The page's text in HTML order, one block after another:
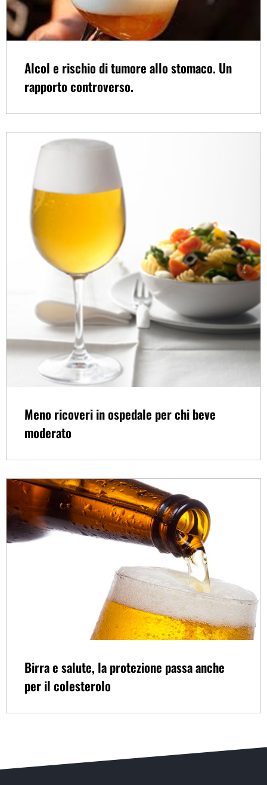
Alcol e rischio di tumore allo stomaco. Un
rapporto controverso.
Meno ricoveri in ospedale per chi beve
moderato
Birra e salute, la protezione passa anche
per il colesterolo